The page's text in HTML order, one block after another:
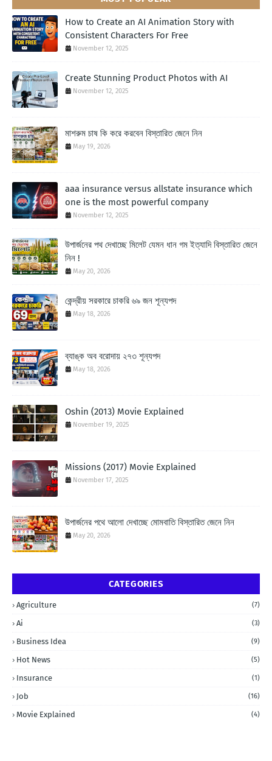
How to Create an AI Animation Story with
Consistent Characters For Free
November 12, 2025
Create Stunning Product Photos with AI
November 12, 2025
মাশরুম চাষ কি করে করবেন বিস্তারিত জেনে নিন
May 19, 2026
aaa insurance versus allstate insurance which
one is the most powerful company
November 12, 2025
উপার্জনের পথ দেখাচ্ছে মিলেট যেমন ধান গম ইত্যাদি বিস্তারিত জেনে
নিন !
May 20, 2026
কেন্দ্রীয় সরকারে চাকরি ৬৯ জন শূন্যপদ
May 18, 2026
ব্যাঙ্ক অব বরোদায় ২৭৩ শূন্যপদ
May 18, 2026
Oshin (2013) Movie Explained
November 19, 2025
Missions (2017) Movie Explained
November 17, 2025
উপার্জনের পথে আলো দেখাচ্ছে মোমবাতি বিস্তারিত জেনে নিন
May 20, 2026
CATEGORIES
Agriculture (7)
Ai (3)
Business Idea (9)
Hot News (5)
Insurance (1)
Job (16)
Movie Explained (4)